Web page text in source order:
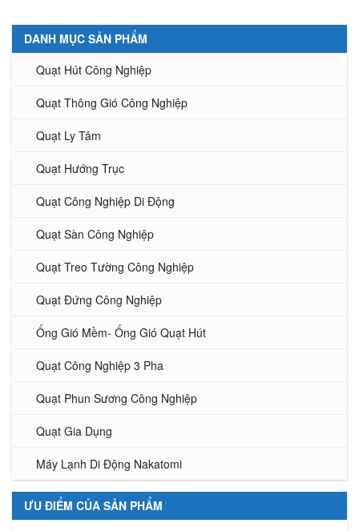
DANH MỤC SẢN PHẨM
Quạt Hút Công Nghiệp
Quạt Thông Gió Công Nghiệp
Quạt Ly Tâm
Quạt Hướng Trục
Quạt Công Nghiệp Di Động
Quạt Sàn Công Nghiệp
Quạt Treo Tường Công Nghiệp
Quạt Đứng Công Nghiệp
Ống Gió Mềm- Ống Gió Quạt Hút
Quạt Công Nghiệp 3 Pha
Quạt Phun Sương Công Nghiệp
Quạt Gia Dụng
Máy Lạnh Di Động Nakatomi
ƯU ĐIỂM CỦA SẢN PHẨM